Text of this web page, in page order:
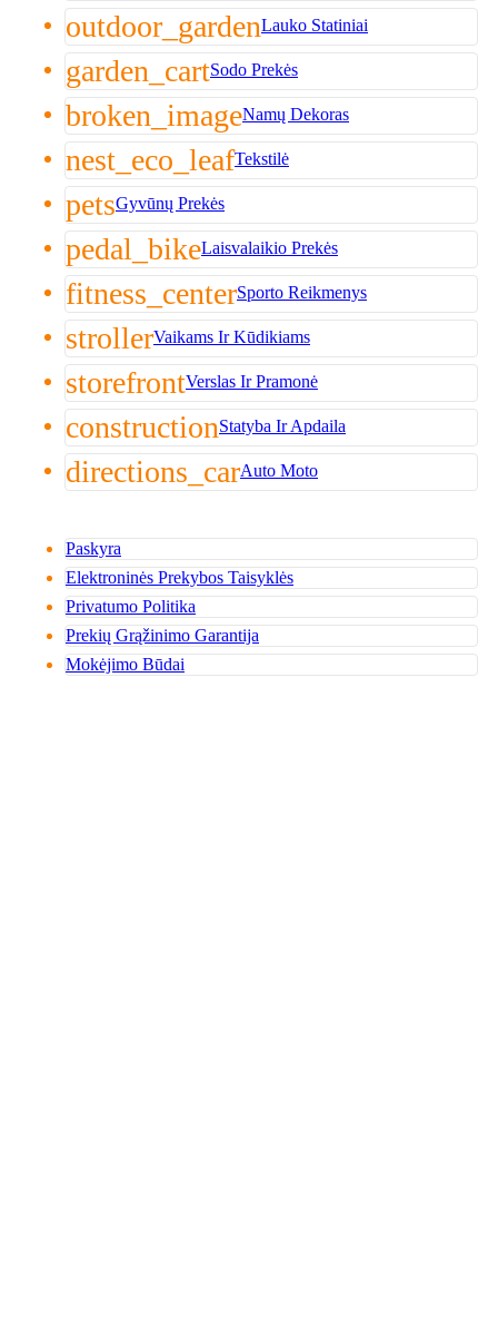
outdoor_gardenLauko Statiniai
garden_cartSodo Prekės
broken_imageNamų Dekoras
nest_eco_leafTekstilė
petsGyvūnų Prekės
pedal_bikeLaisvalaikio Prekės
fitness_centerSporto Reikmenys
strollerVaikams Ir Kūdikiams
storefrontVerslas Ir Pramonė
constructionStatyba Ir Apdaila
directions_carAuto Moto
Paskyra
Elektroninės Prekybos Taisyklės
Privatumo Politika
Prekių Grąžinimo Garantija
Mokėjimo Būdai